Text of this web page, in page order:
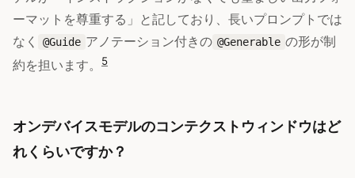
ーマットを尊重する」と記しており、長いプロンプトでは
なく
@Guide アノテーション付きの @Generable の形が制
約を担います。
5
オンデバイスモデルのコンテクストウィンドウはど
れくらいですか？